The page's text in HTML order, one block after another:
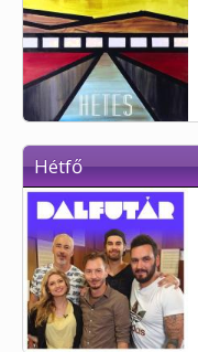
Hétfő